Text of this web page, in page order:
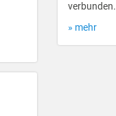
verbunden.
» mehr